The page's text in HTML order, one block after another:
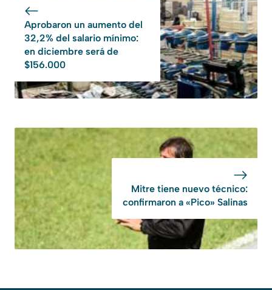
Aprobaron un aumento del
32,2% del salario mínimo:
en diciembre será de
$156.000
Mitre tiene nuevo técnico:
confirmaron a «Pico» Salinas